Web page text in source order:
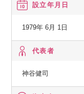
・・・日本最大級の
ーする中古車情報。
・グーワールド
入車バイヤーズガイ
設立年月日
1979年 6月 1日
代表者
神谷健司